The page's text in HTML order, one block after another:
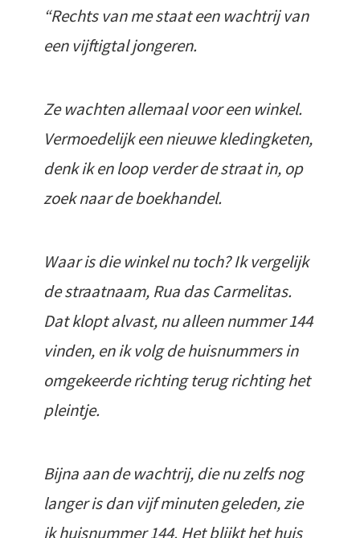
“Rechts van me staat een wachtrij van
een vijftigtal jongeren.
Ze wachten allemaal voor een winkel.
Vermoedelijk een nieuwe kledingketen,
denk ik en loop verder de straat in, op
zoek naar de boekhandel.
Waar is die winkel nu toch? Ik vergelijk
de straatnaam, Rua das Carmelitas.
Dat klopt alvast, nu alleen nummer 144
vinden, en ik volg de huisnummers in
omgekeerde richting terug richting het
pleintje.
Bijna aan de wachtrij, die nu zelfs nog
langer is dan vijf minuten geleden, zie
ik huisnummer 144. Het blijkt het huis